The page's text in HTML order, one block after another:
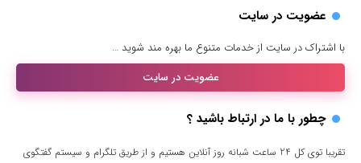
عضویت در سایت
با اشتراک در سایت از خدمات متنوع ما بهره مند شوید …
عضویت در سایت
چطور با ما در ارتباط باشید ؟
تقریبا توی کل 24 ساعت شبانه روز آنلاین هستیم و از طریق تلگرام و سیستم گفتگوی